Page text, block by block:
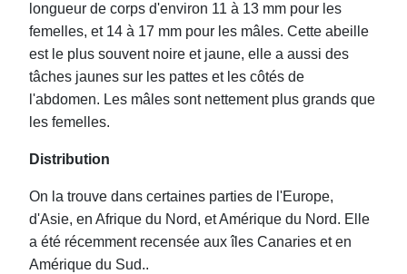
longueur de corps d'environ 11 à 13 mm pour les
femelles, et 14 à 17 mm pour les mâles. Cette abeille
est le plus souvent noire et jaune, elle a aussi des
tâches jaunes sur les pattes et les côtés de
l'abdomen. Les mâles sont nettement plus grands que
les femelles.
Distribution
On la trouve dans certaines parties de l'Europe,
d'Asie, en Afrique du Nord, et Amérique du Nord. Elle
a été récemment recensée aux îles Canaries et en
Amérique du Sud..